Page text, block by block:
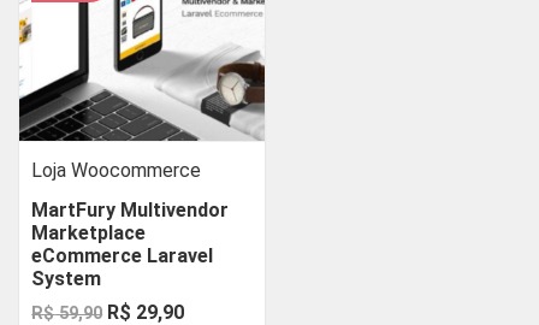
Loja Woocommerce
MartFury Multivendor
Marketplace
eCommerce Laravel
System
R$59,90 O
R$ 29,90O